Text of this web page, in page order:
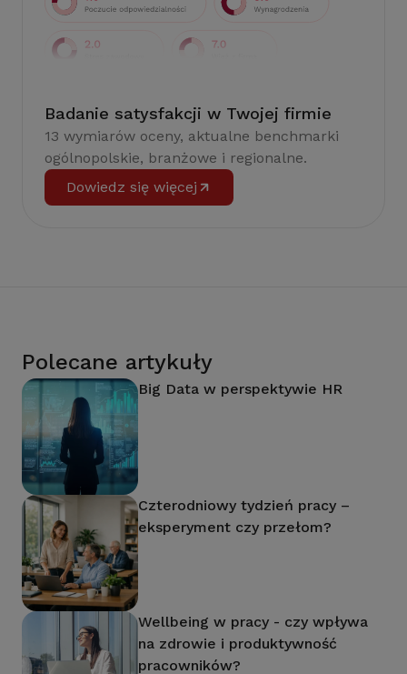
Badanie satysfakcji w Twojej firmie
13 wymiarów oceny, aktualne benchmarki
ogólnopolskie, branżowe i regionalne.
Dowiedz się więcej
Polecane artykuły
Big Data w perspektywie HR
Czterodniowy tydzień pracy –
eksperyment czy przełom?
Wellbeing w pracy - czy wpływa
na zdrowie i produktywność
pracowników?